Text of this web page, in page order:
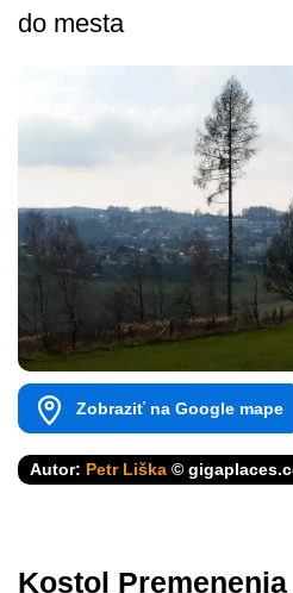
do mesta
Zobraziť na Google mape
Autor: Petr Liška ©
Kostol Premenenia